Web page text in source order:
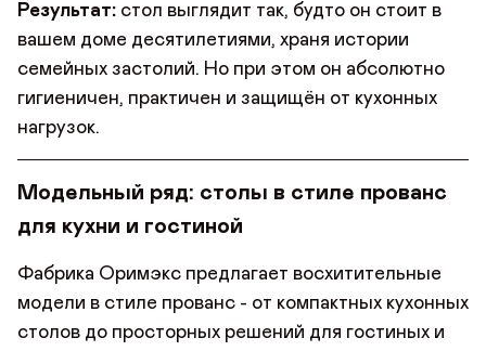
Результат: стол выглядит так, будто он стоит в
вашем доме десятилетиями, храня истории
семейных застолий. Но при этом он абсолютно
гигиеничен, практичен и защищён от кухонных
нагрузок.
Модельный ряд: столы в стиле прованс
для кухни и гостиной
Фабрика Оримэкс предлагает восхитительные
модели в стиле прованс - от компактных кухонных
столов до просторных решений для гостиных и